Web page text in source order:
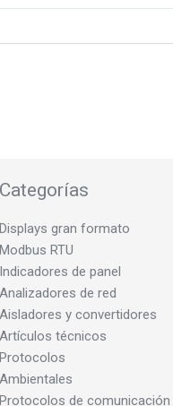
Categorías
Displays gran formato
Modbus RTU
Indicadores de panel
Analizadores de red
Aisladores y convertidores
Artículos técnicos
Protocolos
Ambientales
Protocolos de comunicación